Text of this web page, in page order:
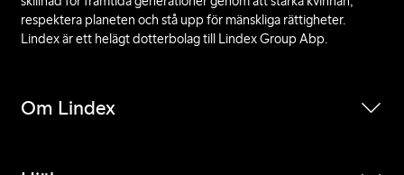
respektera planeten och stå upp för mänskliga rättigheter.
Lindex är ett helägt dotterbolag till Lindex Group Abp.
Om Lindex